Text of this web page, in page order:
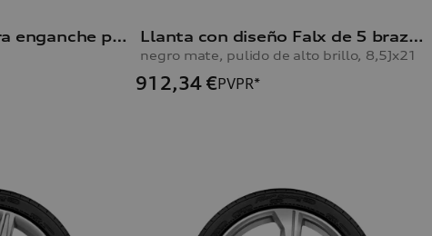
Portabicicletas para enganche para remolque Llanta con diseño Falx de 5 brazos A6
negro mate, pulido de alto brillo, 8,5Jx21
912,34 €PVPR*